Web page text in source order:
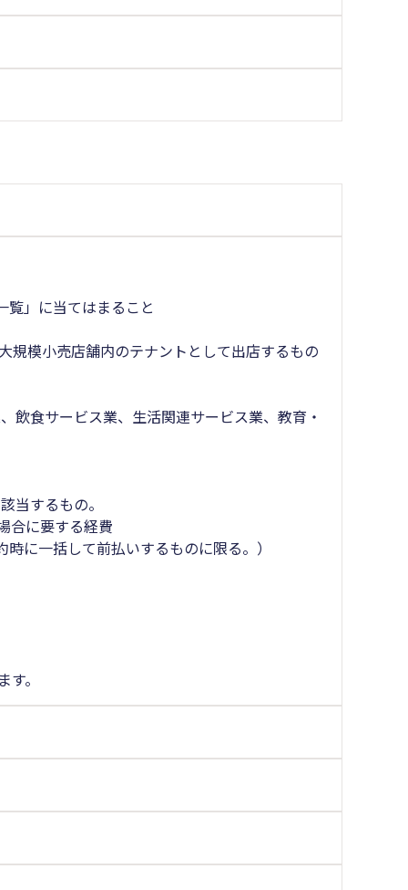
」に当てはまること
規模小売店舗内のテナントとして出店するもの
飲食サービス業、生活関連サービス業、教育・
当するもの。
合に要する経費
に一括して前払いするものに限る。）
。